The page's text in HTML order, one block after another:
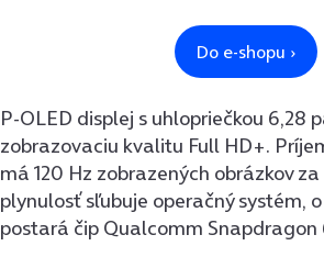
P-OLED displej s uhlopriečkou 6,28
zobrazovaciu kvalitu Full HD+.
má 120 Hz zobrazených obrázkov
plynulosť sľubuje operačný systém,
postará čip Qualcomm Snapdragon